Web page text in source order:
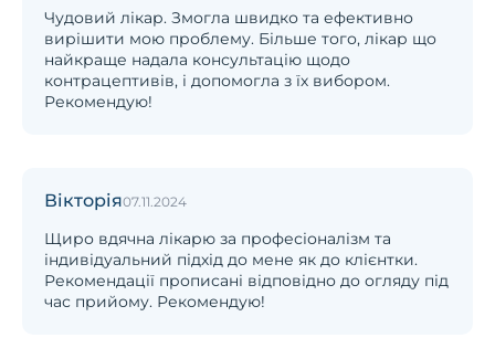
Чудовий лікар. Змогла швидко та ефективно
вирішити мою проблему. Більше того, лікар що
найкраще надала консультацію щодо
контрацептивів, і допомогла з їх вибором.
Рекомендую!
Вікторія07.11.2024
Щиро вдячна лікарю за професіоналізм та
індивідуальний підхід до мене як до клієнтки.
Рекомендації прописані відповідно до огляду під
час прийому. Рекомендую!